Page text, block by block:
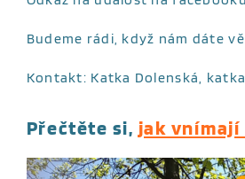
Budeme rádi, když nám dáte
Kontakt: Katka Dolenská,
Přečtěte si, jak